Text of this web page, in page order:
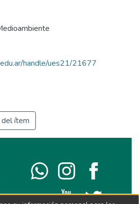
handle/ues21/21677
ítem